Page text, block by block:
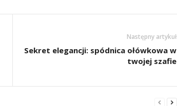
Następny artykuł
Sekret elegancji: spódnica ołówkowa w
twojej szafie